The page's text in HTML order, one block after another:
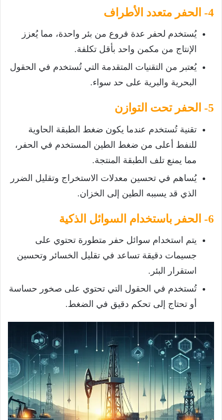
4- الحفر متعدد الأطراف
يُستخدم لحفر عدة فروع من بئر واحدة، مما يُعزز
الإنتاج من مكمن واحد بأقل تكلفة.
يُعتبر من التقنيات المتقدمة التي تُستخدم في الحقول
البحرية والبرية على حد سواء.
5- الحفر تحت التوازن
تقنية تُستخدم عندما يكون ضغط الطبقة الحاوية
للنفط أعلى من ضغط الطين المستخدم في الحفر،
مما يمنع تلف الطبقة المنتجة.
يُساهم في تحسين معدلات الاستخراج وتقليل الضرر
الذي قد يسببه الطين إلى الخزان.
6- الحفر باستخدام السوائل الذكية
يتم استخدام سوائل حفر متطورة تحتوي على
جسيمات دقيقة تساعد في تقليل الخسائر وتحسين
استقرار البئر.
تُستخدم في الحقول التي تحتوي على صخور حساسة
أو تحتاج إلى تحكم دقيق في الضغط.